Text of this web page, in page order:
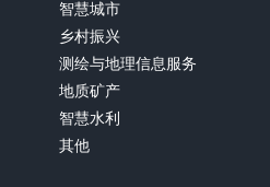
智慧城市
乡村振兴
测绘与地理信息服务
地质矿产
智慧水利
其他